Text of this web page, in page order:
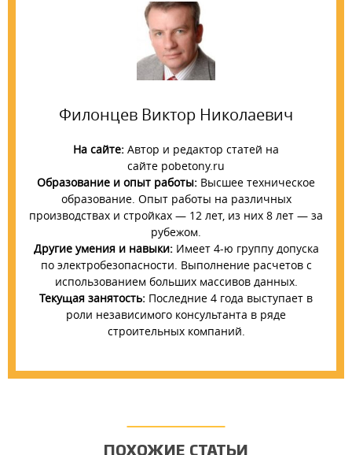
Филонцев Виктор Николаевич
На сайте: Автор и редактор статей на
сайте pobetony.ru
Образование и опыт работы: Высшее техническое
образование. Опыт работы на различных
производствах и стройках — 12 лет, из них 8 лет — за
рубежом.
Другие умения и навыки:Имеет 4-ю группу допуска
по электробезопасности. Выполнение расчетов с
использованием больших массивов данных.
Текущая занятость: Последние 4 года выступает в
роли независимого консультанта в ряде
строительных компаний.
ПОХОЖИЕ СТАТЬИ